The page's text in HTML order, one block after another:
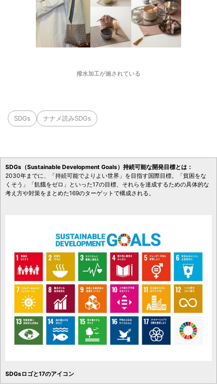
撥水加工が施されている
SDGs ナナメ読みSDGs
SDGs（Sustainable Development Goals）持続可能な開発目標とは：
2030年までに、「持続可能でよりよい世界」を目指す国際目標。「貧困をな
くそう」「飢餓をゼロ」といった17の目標、それらを達成するための具体的な
考え方や対策をまとめた169のターゲットで構成される。
SDGsロゴと17のアイコン